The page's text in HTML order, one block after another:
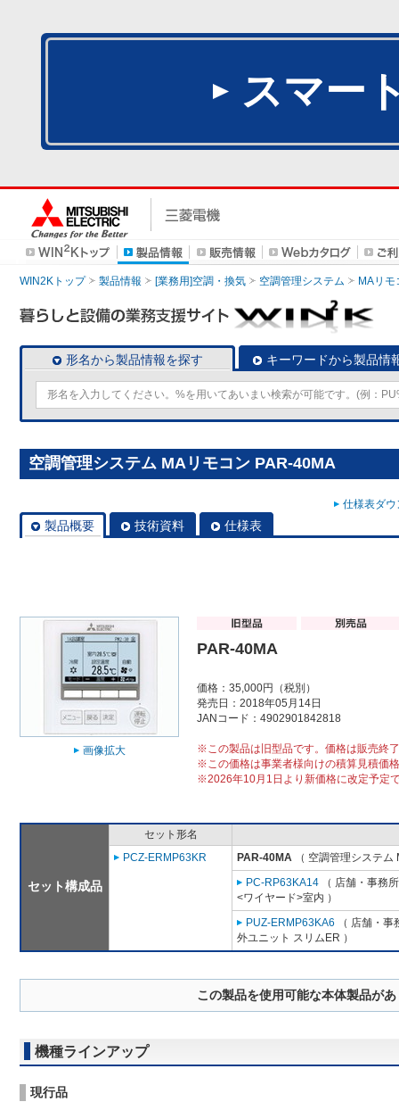
スマー
WIN2Kトップ 製品情報 [業務用]空調・換気 空調管理システム MAリモ
形名から製品情報を探す キーワードから製品情
空調管理システム MAリモコン PAR-40MA
仕様表ダ
製品概要 技術資料 仕様表
画像拡大
PAR-40MA
価格：35,000円（税別）
発売日：2018年05月14日
JANコード：4902901842818
※この製品は旧型品です。価格は販売終
※この価格は事業者様向けの積算見積価
※2026年10月1日より新価格に改定予定
セット構成品
セット形名
PCZ-ERMP63KR
PAR-40MA （ 空調管理システム
PC-RP63KA14 （ 店舗・事務
<ワイヤード>室内 ）
PUZ-ERMP63KA6 （ 店舗・
外ユニット スリムER ）
この製品を使用可能な本体製品が
機種ラインアップ
現行品